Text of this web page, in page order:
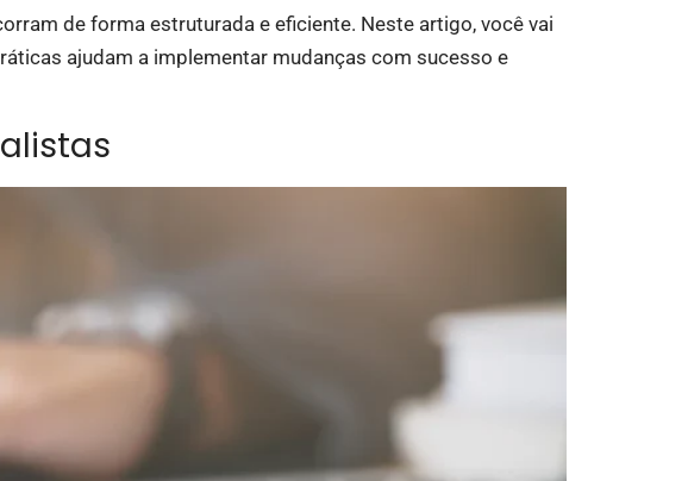
de forma estruturada e eficiente. Neste artigo, você vai
ajudam a implementar mudanças com sucesso e